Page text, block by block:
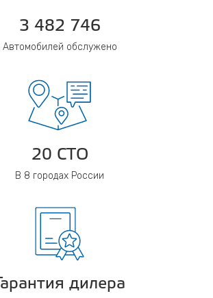
3 482 746
Автомобилей обслужено
20 СТО
В 8 городах России
Гарантия дилера